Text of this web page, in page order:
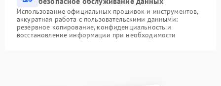
Использование официальных прошивок и инструментов,
аккуратная работа с пользовательскими данными:
резервное копирование, конфиденциальность и
восстановление информации при необходимости